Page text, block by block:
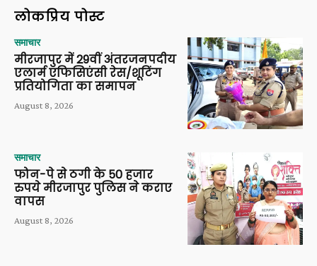
लोकप्रिय पोस्ट
समाचार
मीरजापुर में 29वीं अंतरजनपदीय
एलार्म एफिसिएंसी रेस/शूटिंग
प्रतियोगिता का समापन
August 8, 2026
समाचार
फोन-पे से ठगी के 50 हजार
रुपये मीरजापुर पुलिस ने कराए
वापस
August 8, 2026